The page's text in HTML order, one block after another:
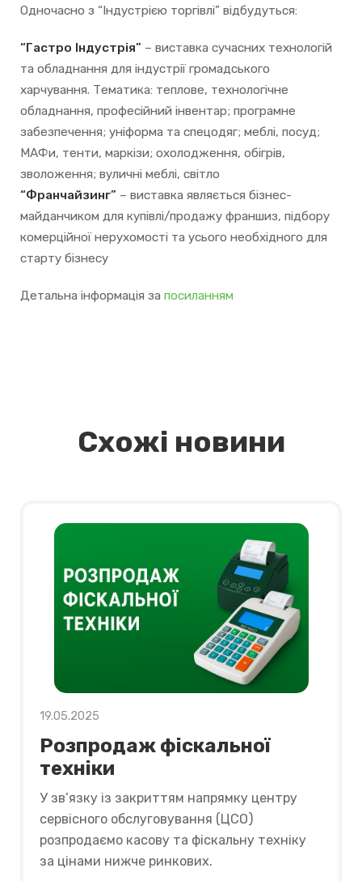
Одночасно з “Індустрією торгівлі” відбудуться:
“Гастро Індустрія” – виставка сучасних технологій
та обладнання для індустрії громадського
харчування. Тематика: теплове, технологічне
обладнання, професійний інвентар; програмне
забезпечення; уніформа та спецодяг; меблі, посуд;
МАФи, тенти, маркізи; охолодження, обігрів,
зволоження; вуличні меблі, світло
“Франчайзинг” – виставка являється бізнес-
майданчиком для купівлі/продажу франшиз, підбору
комерційної нерухомості та усього необхідного для
старту бізнесу
Детальна інформація за посиланням
Схожі новини
Розпродаж фіскальної
техніки
19.05.2025
У зв’язку із закриттям напрямку центру
сервісного обслуговування (ЦСО)
розпродаємо касову та фіскальну техніку
за цінами нижче ринкових.